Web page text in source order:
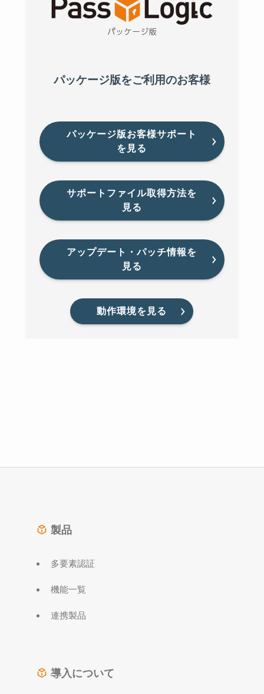
パッケージ版をご利用のお客様
パッケージ版お客様サポート
を見る
サポートファイル取得方法を
見る
アップデート・パッチ情報を
見る
動作環境を見る
製品
多要素認証
機能一覧
連携製品
導入について